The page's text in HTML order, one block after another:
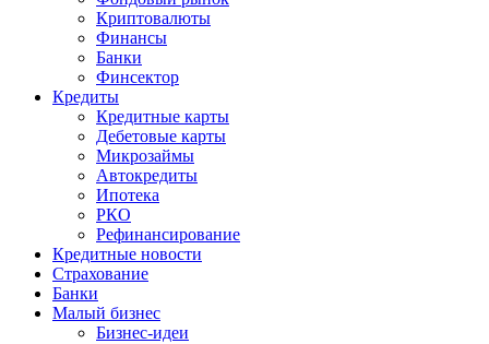
Криптовалюты
Финансы
Банки
Финсектор
Кредиты
Кредитные карты
Дебетовые карты
Микрозаймы
Автокредиты
Ипотека
РКО
Рефинансирование
Кредитные новости
Страхование
Банки
Малый бизнес
Бизнес-идеи